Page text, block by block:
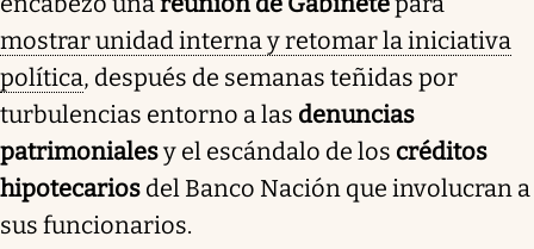
relacionadas con denuncias patrimoniales y el
escándalo de créditos del Banco Nación que
involucran a funcionarios. La reunión se realizó
después de un encuentro bilateral con Chile, donde
se abordaron temas estratégicos. La controversia
creció tras revelaciones de altos préstamos a
miembros del gobierno, lo que llevó a la destitución
del jefe de Gabinete, Leandro Massaccesi. La
mostrar unidad interna y retomar la iniciativa
política, después de semanas teñidas por
turbulencias entorno a las denuncias
patrimonialesy el escándalo de los créditos
hipotecarios del Banco Nación que involucran a
sus funcionarios.